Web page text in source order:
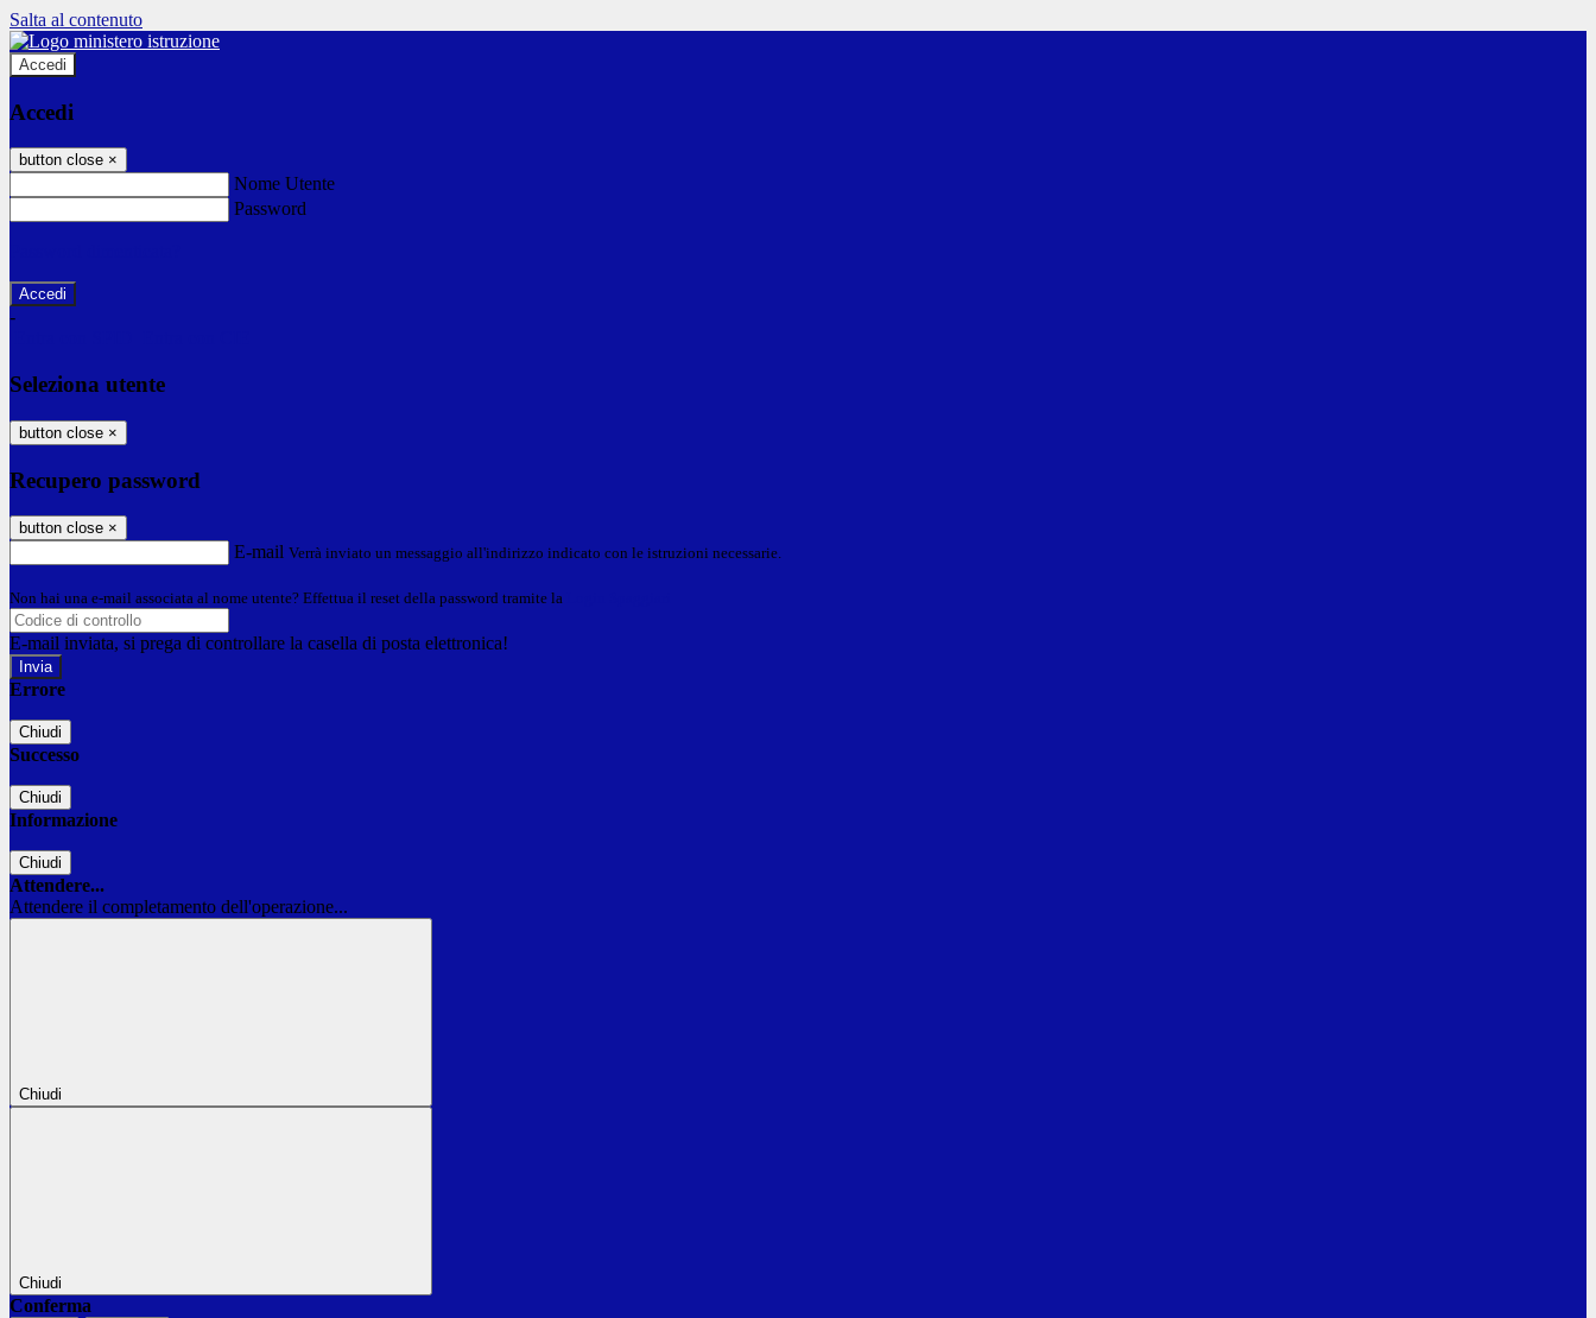
Salta al contenuto
Accedi
Accedi
button close ×
Nome Utente
Password
-
Seleziona utente
button close ×
Recupero password
button close ×
E-mail Verrà inviato un messaggio all'indirizzo indicato con le istruzioni necessarie.
Non hai una e-mail associata al nome utente? Effettua il reset della password tramite la
E-mail inviata, si prega di controllare la casella di posta elettronica!
Errore
Chiudi
Successo
Chiudi
Informazione
Chiudi
Attendere...
Attendere il completamento dell'operazione...
Chiudi
Chiudi
Conferma